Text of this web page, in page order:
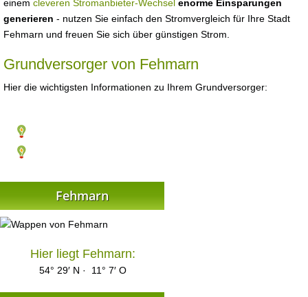
einem cleveren Stromanbieter-Wechsel enorme Einsparungen
generieren - nutzen Sie einfach den Stromvergleich für Ihre Stadt
Fehmarn und freuen Sie sich über günstigen Strom.
Grundversorger von Fehmarn
Hier die wichtigsten Informationen zu Ihrem Grundversorger:
Fehmarn
Hier liegt Fehmarn:
54° 29′ N · 11° 7′ O